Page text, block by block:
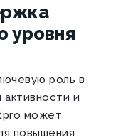
уровня
роль в
активности и
может
повышения